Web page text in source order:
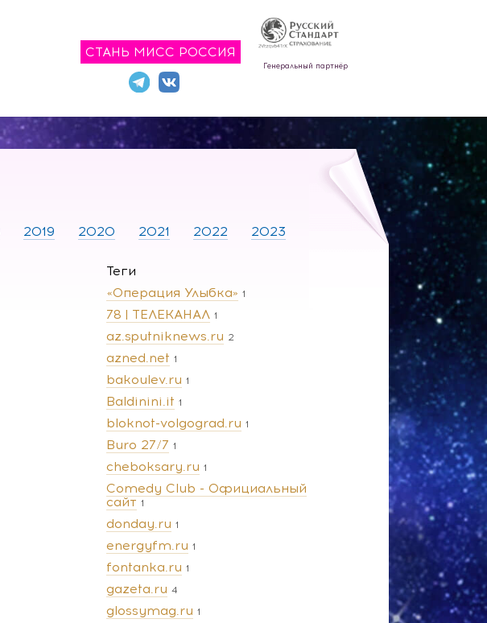
СТАНЬ МИСС РОССИЯ
Генеральный партнёр
2019 2020 2021 2022 2023
Теги
«Операция Улыбка» 1
78 | ТЕЛЕКАНАЛ 1
az.sputniknews.ru 2
azned.net 1
bakoulev.ru 1
Baldinini.it 1
bloknot-volgograd.ru 1
Buro 27/7 1
cheboksary.ru 1
Comedy Club - Официальный
сайт 1
donday.ru 1
energyfm.ru 1
fontanka.ru 1
gazeta.ru 4
glossymag.ru 1